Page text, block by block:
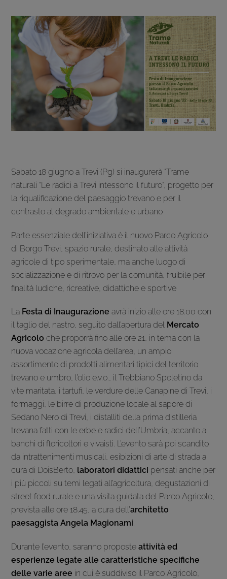
Sabato 18 giugno a Trevi (Pg) si inaugurerà “Trame
naturali “Le radici a Trevi intessono il futuro”, progetto per
la riqualificazione del paesaggio trevano e per il
contrasto al degrado ambientale e urbano
Parte essenziale dell’iniziativa è il nuovo Parco Agricolo
di Borgo Trevi, spazio rurale, destinato alle attività
agricole di tipo sperimentale, ma anche luogo di
socializzazione e di ritrovo per la comunità, fruibile per
finalità ludiche, ricreative, didattiche e sportive
La Festa di Inaugurazioneavrà inizio alle ore 18.00 con
il taglio del nastro, seguito dall’apertura del Mercato
Agricoloche proporrà fino alle ore 21, in tema con la
nuova vocazione agricola dell’area, un ampio
assortimento di prodotti alimentari tipici del territorio
trevano e umbro, l’olio e.v.o., il Trebbiano Spoletino da
vite maritata, i tartufi, le verdure delle Canapine di Trevi, i
formaggi, le birre di produzione locale al sapore di
Sedano Nero di Trevi, i distalliti della prima distilleria
trevana fatti con le erbe e radici dell’Umbria, accanto a
banchi di floricoltori e vivaisti. L’evento sarà poi scandito
da intrattenimenti musicali, esibizioni di arte di strada a
cura di DoisBerto, laboratori didattici pensati anche per
i più piccoli su temi legati all’agricoltura, degustazioni di
street food rurale e una visita guidata del Parco Agricolo,
prevista alle ore 18.45, a cura dell’architetto
paesaggista Angela Magionami.
Durante l’evento, saranno proposteattività ed
esperienze legate alle caratteristiche specifiche
delle varie aree in cui è suddiviso il Parco Agricolo,